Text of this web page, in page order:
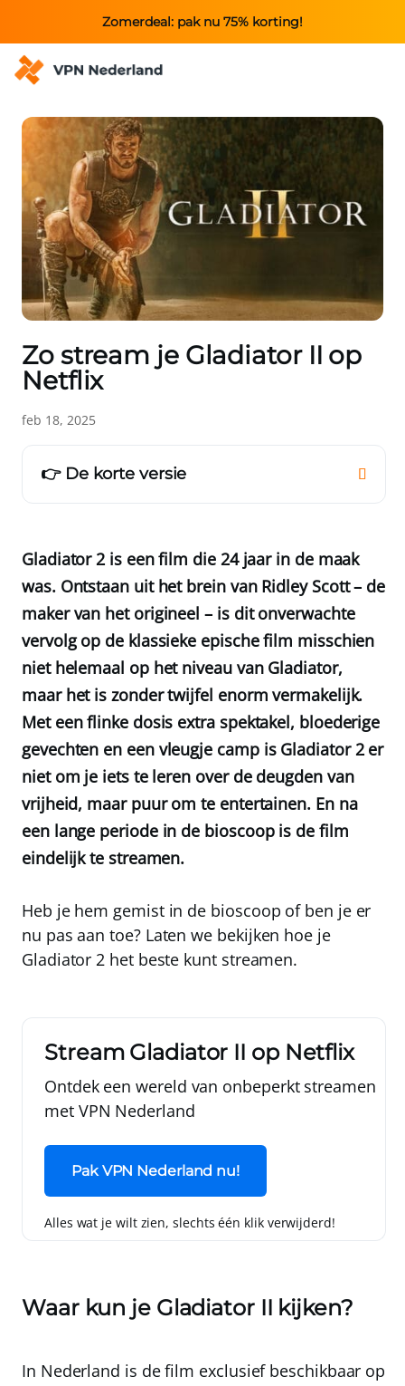
Zomerdeal: pak nu 75% korting!
Zo stream je Gladiator II op
Netflix
feb 18, 2025
👉 De korte versie
Gladiator 2 is een film die 24 jaar in de maak
was. Ontstaan uit het brein van Ridley Scott – de
maker van het origineel – is dit onverwachte
vervolg op de klassieke epische film misschien
niet helemaal op het niveau van Gladiator,
maar het is zonder twijfel enorm vermakelijk.
Met een flinke dosis extra spektakel, bloederige
gevechten en een vleugje camp is Gladiator 2 er
niet om je iets te leren over de deugden van
vrijheid, maar puur om te entertainen. En na
een lange periode in de bioscoop is de film
eindelijk te streamen.
Heb je hem gemist in de bioscoop of ben je er
nu pas aan toe? Laten we bekijken hoe je
Gladiator 2 het beste kunt streamen.
Stream Gladiator II op Netflix
Ontdek een wereld van onbeperkt streamen
met VPN Nederland
Pak VPN Nederland nu!
Alles wat je wilt zien, slechts één klik verwijderd!
Waar kun je Gladiator II kijken?
In Nederland is de film exclusief beschikbaar op